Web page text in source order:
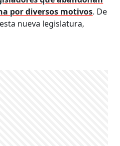
por diversos motivos. De
nueva legislatura,